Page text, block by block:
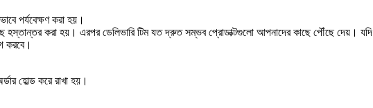
পর্যবেক্ষণ করা হয়।
হস্তান্তর করা হয়। এরপর ডেলিভারি টিম যত দ্রুত সম্ভব প্রোডাক্টগুলো আপনাদের কাছে পৌঁছে দেয়।
করবে।
হোল্ড করে রাখা হয়।